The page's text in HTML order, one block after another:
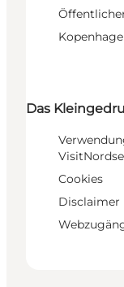
Das
Cookies
Disclaimer